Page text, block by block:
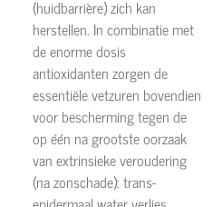
(huidbarrière) zich kan
herstellen. In combinatie met
de enorme dosis
antioxidanten zorgen de
essentiële vetzuren bovendien
voor bescherming tegen de
op één na grootste oorzaak
van extrinsieke veroudering
(na zonschade): trans-